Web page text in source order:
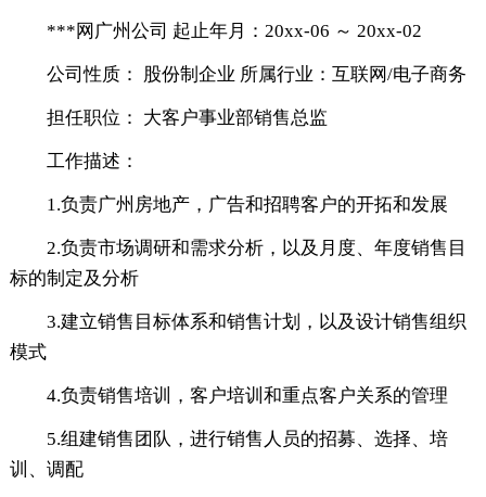
***网广州公司 起止年月：20xx-06 ～ 20xx-02
公司性质： 股份制企业 所属行业：互联网/电子商务
担任职位： 大客户事业部销售总监
工作描述：
1.负责广州房地产，广告和招聘客户的开拓和发展
2.负责市场调研和需求分析，以及月度、年度销售目
标的制定及分析
3.建立销售目标体系和销售计划，以及设计销售组织
模式
4.负责销售培训，客户培训和重点客户关系的管理
5.组建销售团队，进行销售人员的招募、选择、培
训、调配